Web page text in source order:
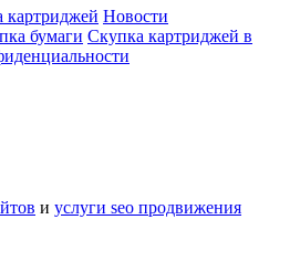
картриджей Новости
бумаги Скупка картриджей в
и услуги seo продвижения